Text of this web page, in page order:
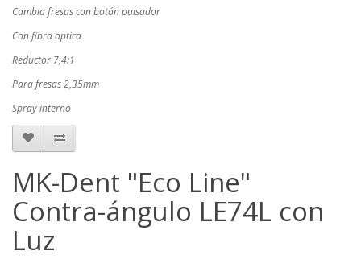
Cambia fresas con botón pulsador
Con fibra optica
Reductor 7,4:1
Para fresas 2,35mm
Spray interno
MK-Dent "Eco Line"
Contra-ángulo LE74L con
Luz